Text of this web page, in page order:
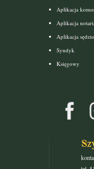
Aplikacja
Aplikacja
Aplikacja
Syndyk
Księgowy